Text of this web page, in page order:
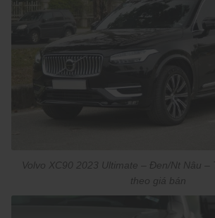
Volvo XC90 2023 Ultimate – Đen/Nt Nâu –
theo giá bán